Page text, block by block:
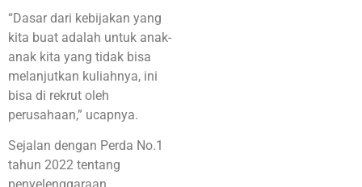
“Dasar dari kebijakan yang
kita buat adalah untuk anak-
anak kita yang tidak bisa
melanjutkan kuliahnya, ini
bisa di rekrut oleh
perusahaan,” ucapnya.
Sejalan dengan Perda No.1
tahun 2022 tentang